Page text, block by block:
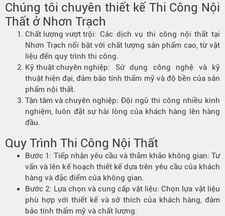
Chúng tôi chuyên thiết kế Thi Công Nội
Thất ở Nhơn Trạch
Chất lượng vượt trội: Các dịch vụ thi công nội thất tại
Nhơn Trạch nổi bật với chất lượng sản phẩm cao, từ vật
liệu đến quy trình thi công.
Kỹ thuật chuyên nghiệp: Sử dụng công nghệ và kỹ
thuật hiện đại, đảm bảo tính thẩm mỹ và độ bền của sản
phẩm nội thất.
Tận tâm và chuyên nghiệp: Đội ngũ thi công nhiều kinh
nghiệm, luôn đặt sự hài lòng của khách hàng lên hàng
đầu.
Quy Trình Thi Công Nội Thất
Bước 1: Tiếp nhận yêu cầu và thăm khảo không gian: Tư
vấn và lên kế hoạch thiết kế dựa trên yêu cầu của khách
hàng và đặc điểm của không gian.
Bước 2: Lựa chọn và cung cấp vật liệu: Chọn lựa vật liệu
phù hợp với thiết kế và sở thích của khách hàng, đảm
bảo tính thẩm mỹ và chất lượng.